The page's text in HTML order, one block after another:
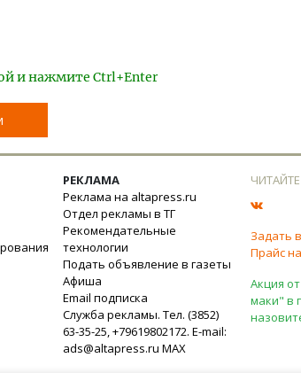
и нажмите Ctrl+Enter
РЕКЛАМА
Реклама на altapress.ru
Отдел рекламы в ТГ
Рекомендательные
технологии
Подать объявление в газеты
Афиша
Email подписка
Служба рекламы. Тел. (3852)
63-35-25, +79619802172. E-mail:
ads@altapress.ru MAX
Задать
Прайс
Акция
маки" в